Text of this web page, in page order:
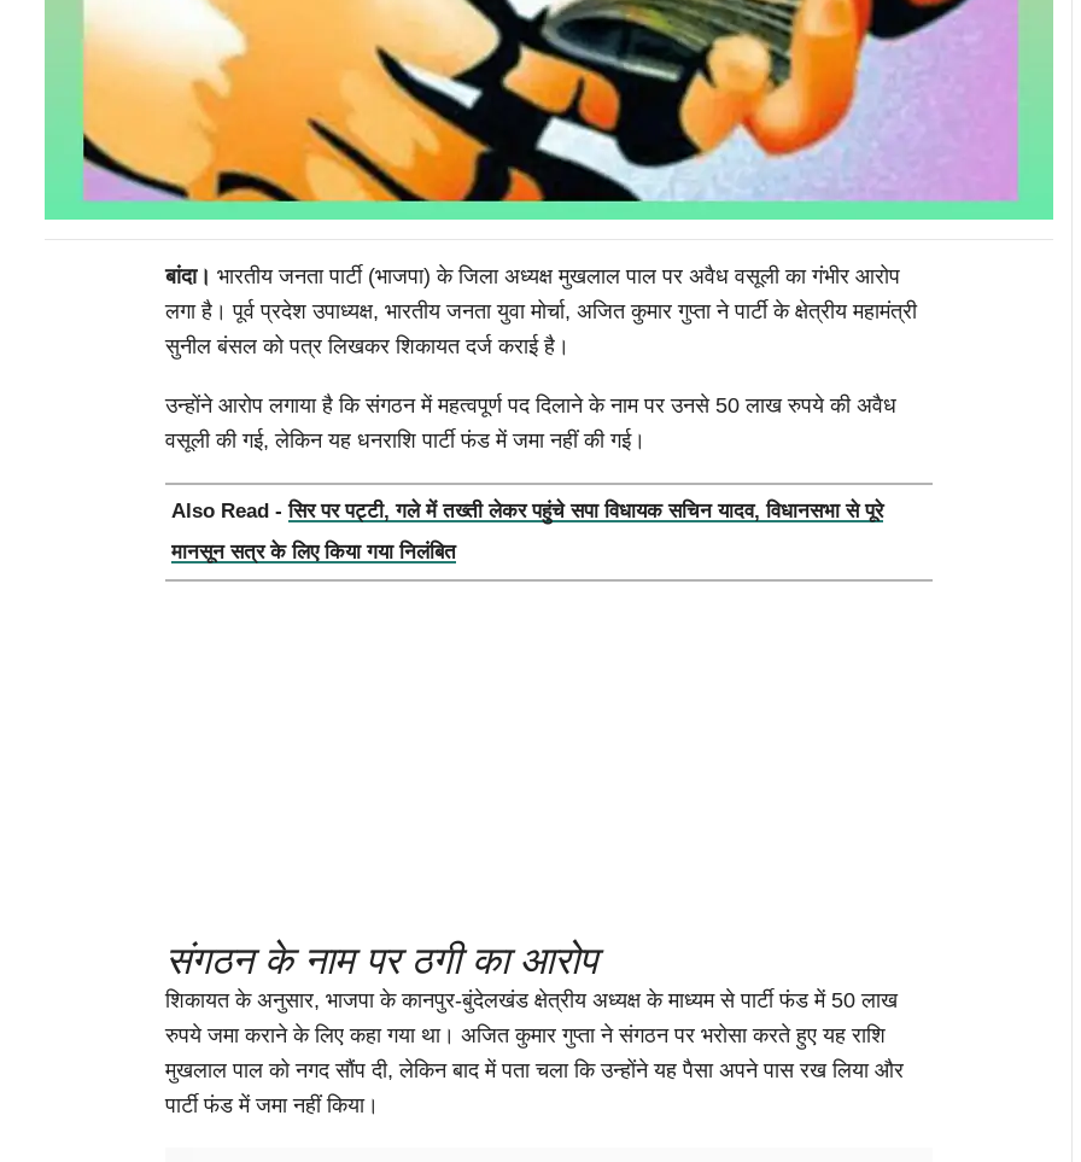
बांदा। भारतीय जनता पार्टी (भाजपा) के जिला अध्यक्ष मुखलाल पाल पर अवैध वसूली का गंभीर आरोप
लगा है। पूर्व प्रदेश उपाध्यक्ष, भारतीय जनता युवा मोर्चा, अजित कुमार गुप्ता ने पार्टी के क्षेत्रीय महामंत्री
सुनील बंसल को पत्र लिखकर शिकायत दर्ज कराई है।
उन्होंने आरोप लगाया है कि संगठन में महत्वपूर्ण पद दिलाने के नाम पर उनसे 50 लाख रुपये की अवैध
वसूली की गई, लेकिन यह धनराशि पार्टी फंड में जमा नहीं की गई।
Also Read -सिर पर पट्टी, गले में तख्ती लेकर पहुंचे सपा विधायक सचिन यादव, विधानसभा से पूरे
मानसून सत्र के लिए किया गया निलंबित
संगठन के नाम पर ठगी का आरोप
शिकायत के अनुसार, भाजपा के कानपुर-बुंदेलखंड क्षेत्रीय अध्यक्ष के माध्यम से पार्टी फंड में 50 लाख
रुपये जमा कराने के लिए कहा गया था। अजित कुमार गुप्ता ने संगठन पर भरोसा करते हुए यह राशि
मुखलाल पाल को नगद सौंप दी, लेकिन बाद में पता चला कि उन्होंने यह पैसा अपने पास रख लिया और
पार्टी फंड में जमा नहीं किया।